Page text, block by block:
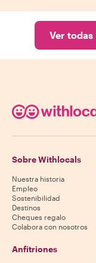
Ver todas
Sobre Withlocals
Nuestra historia
Empleo
Sostenibilidad
Destinos
Cheques regalo
Colabora con nosotros
Anfitriones